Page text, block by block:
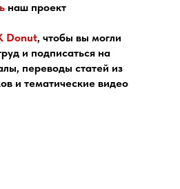
наш проект
Donut, чтобы вы могли
и подписаться на
переводы статей из
и тематические видео